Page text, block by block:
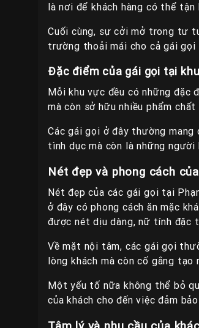
là nơi để khách hàng có thể
Cuối cùng, sự cởi mở trong tư
trường thoải mái cho cả gái gọi
Đặc điểm của gái gọi tại
Mỗi khu vực đều có những đặc
mà còn sở hữu nhiều phẩm
Các gái gọi ở đây thường
tình dục mà còn là những
Nét đẹp và phong cách
Nét đẹp của các gái gọi tại
ở đây có phong cách ăn mặc
được nét dịu dàng, nữ tính đặc
Về mặt nội tâm, các gái gọi
lòng khách mà còn cố gắng
Một yếu tố nữa không thể bỏ
của khách cho đến việc đảm